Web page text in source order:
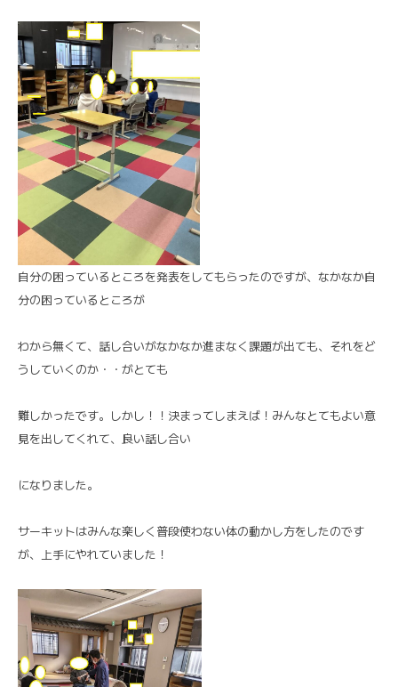
自分の困っているところを発表をしてもらったのですが、なかなか自
分の困っているところが
わから無くて、話し合いがなかなか進まなく課題が出ても、それをど
うしていくのか・・がとても
難しかったです。しかし！！決まってしまえば！みんなとてもよい意
見を出してくれて、良い話し合い
になりました。
サーキットはみんな楽しく普段使わない体の動かし方をしたのです
が、上手にやれていました！